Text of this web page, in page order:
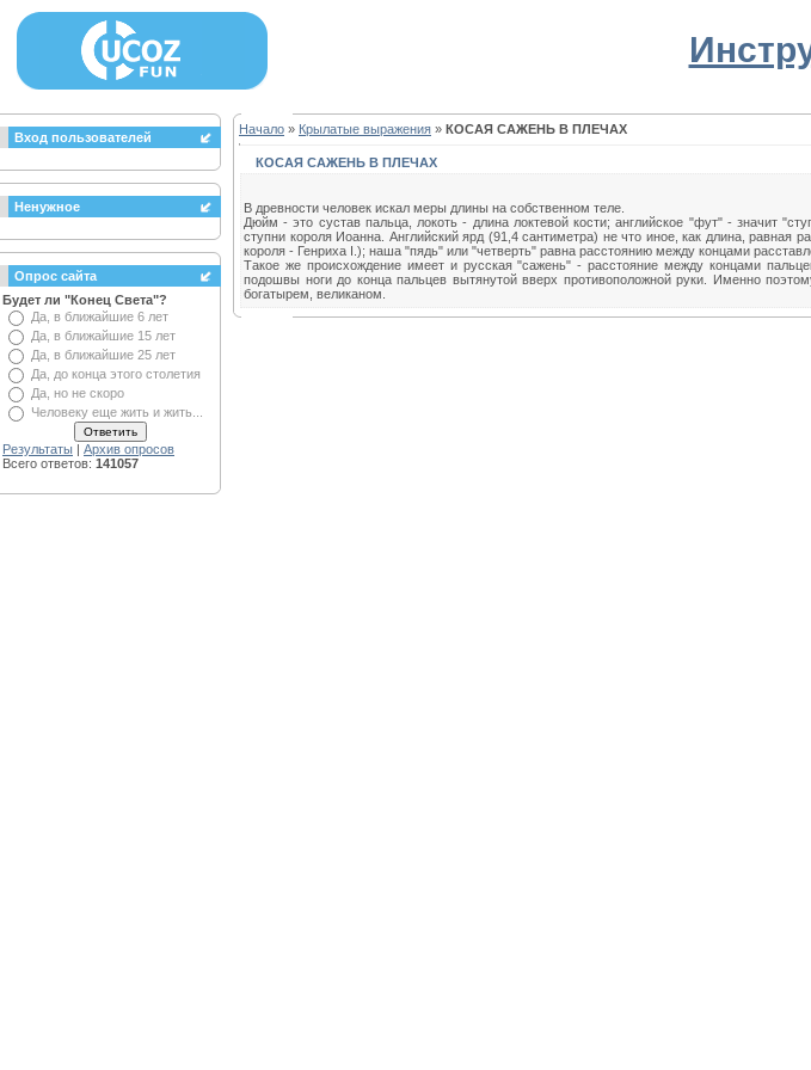
Вход пользователей
Ненужное
Опрос сайта
Будет ли "Конец Света"?
Да, в ближайшие 6 лет
Да, в ближайшие 15 лет
Да, в ближайшие 25 лет
Да, до конца этого столетия
Да, но не скоро
Человеку еще жить и жить...
Результаты | Архив опросов
Всего ответов: 141057
Начало » Крылатые выражения » КОСАЯ САЖЕНЬ В ПЛЕЧАХ
КОСАЯ САЖЕНЬ В ПЛЕЧАХ
В древности человек искал меры длины на собственном теле.
Дюйм - это сустав пальца, локоть - длина локтевой кости; английское "фут" - значит
ступни короля Иоанна. Английский ярд (91,4 сантиметpa) не что иное, как длина, равная
короля - Генриха I.); наша "пядь" или "четверть" равна расстоянию между концами
Такое же происхождение имеет и русская "сажень" - расстояние между концами
подошвы ноги до конца пальцев вытянутой вверх противоположной руки. Именно
богатырем, великаном.